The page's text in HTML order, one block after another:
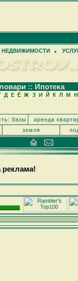
:: Ипотека
Д Е Ё Ж З И Й К Л М Н
базы
аренда
земля